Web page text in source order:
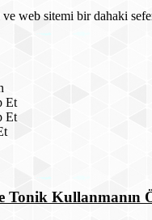
web sitemi bir dahaki
Et
Et
Tonik Kullanmanın